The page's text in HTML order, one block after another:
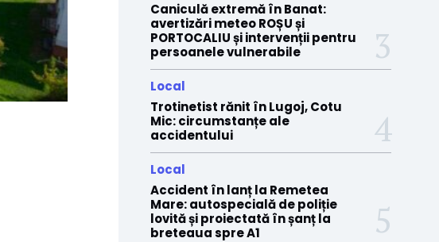
Caniculă extremă în Banat:
avertizări meteo ROȘU și
PORTOCALIU și intervenții pentru
persoanele vulnerabile
Local
Trotinetist rănit în Lugoj, Cotu
Mic: circumstanțe ale
accidentului
Local
Accident în lanț la Remetea
Mare: autospecială de poliție
lovită și proiectată în șanț la
breteaua spre A1